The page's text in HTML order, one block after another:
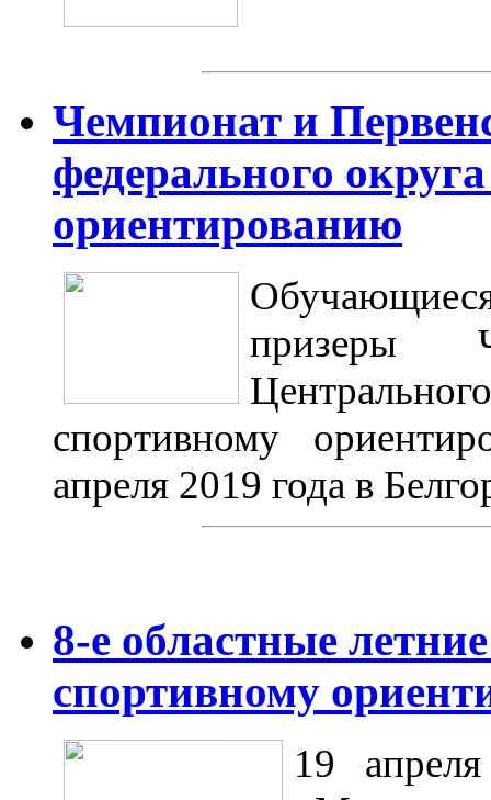
Чемпионат и
федерального
ориентированию
призеры
спортивному
апреля 2019 года в
8-е областные
спортивному
19